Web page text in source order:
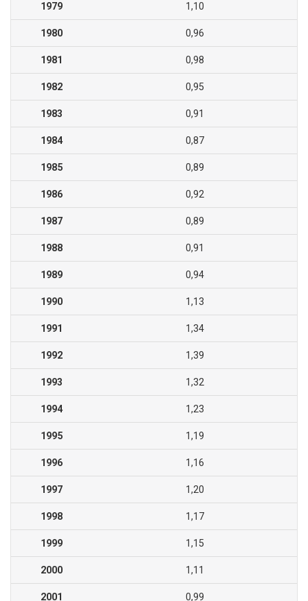
1979 1,10
1980 0,96
1981 0,98
1982 0,95
1983 0,91
1984 0,87
1985 0,89
1986 0,92
1987 0,89
1988 0,91
1989 0,94
1990 1,13
1991 1,34
1992 1,39
1993 1,32
1994 1,23
1995 1,19
1996 1,16
1997 1,20
1998 1,17
1999 1,15
2000 1,11
2001 0,99